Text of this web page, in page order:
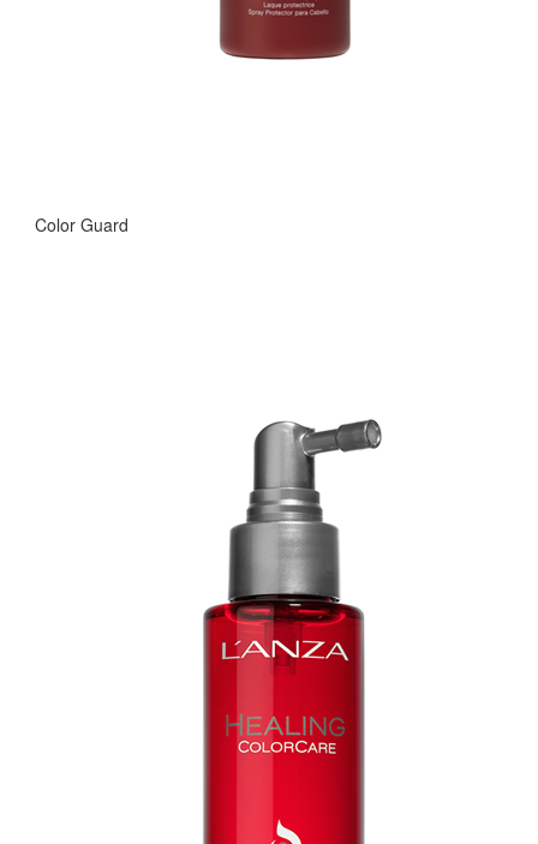
Color Guard